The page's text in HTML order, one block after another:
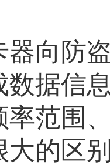
防盗
数据信
率范围
大的区